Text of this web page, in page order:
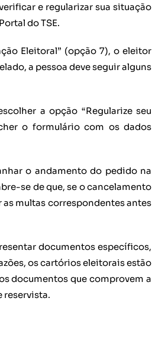
e regularizar sua situação
do TSE.
Eleitoral” (opção 7), o eleitor
a pessoa deve seguir alguns
a opção “Regularize seu
o formulário com os dados
o andamento do pedido na
se de que, se o cancelamento
multas correspondentes antes
documentos específicos,
os cartórios eleitorais estão
documentos que comprovem a
reservista.